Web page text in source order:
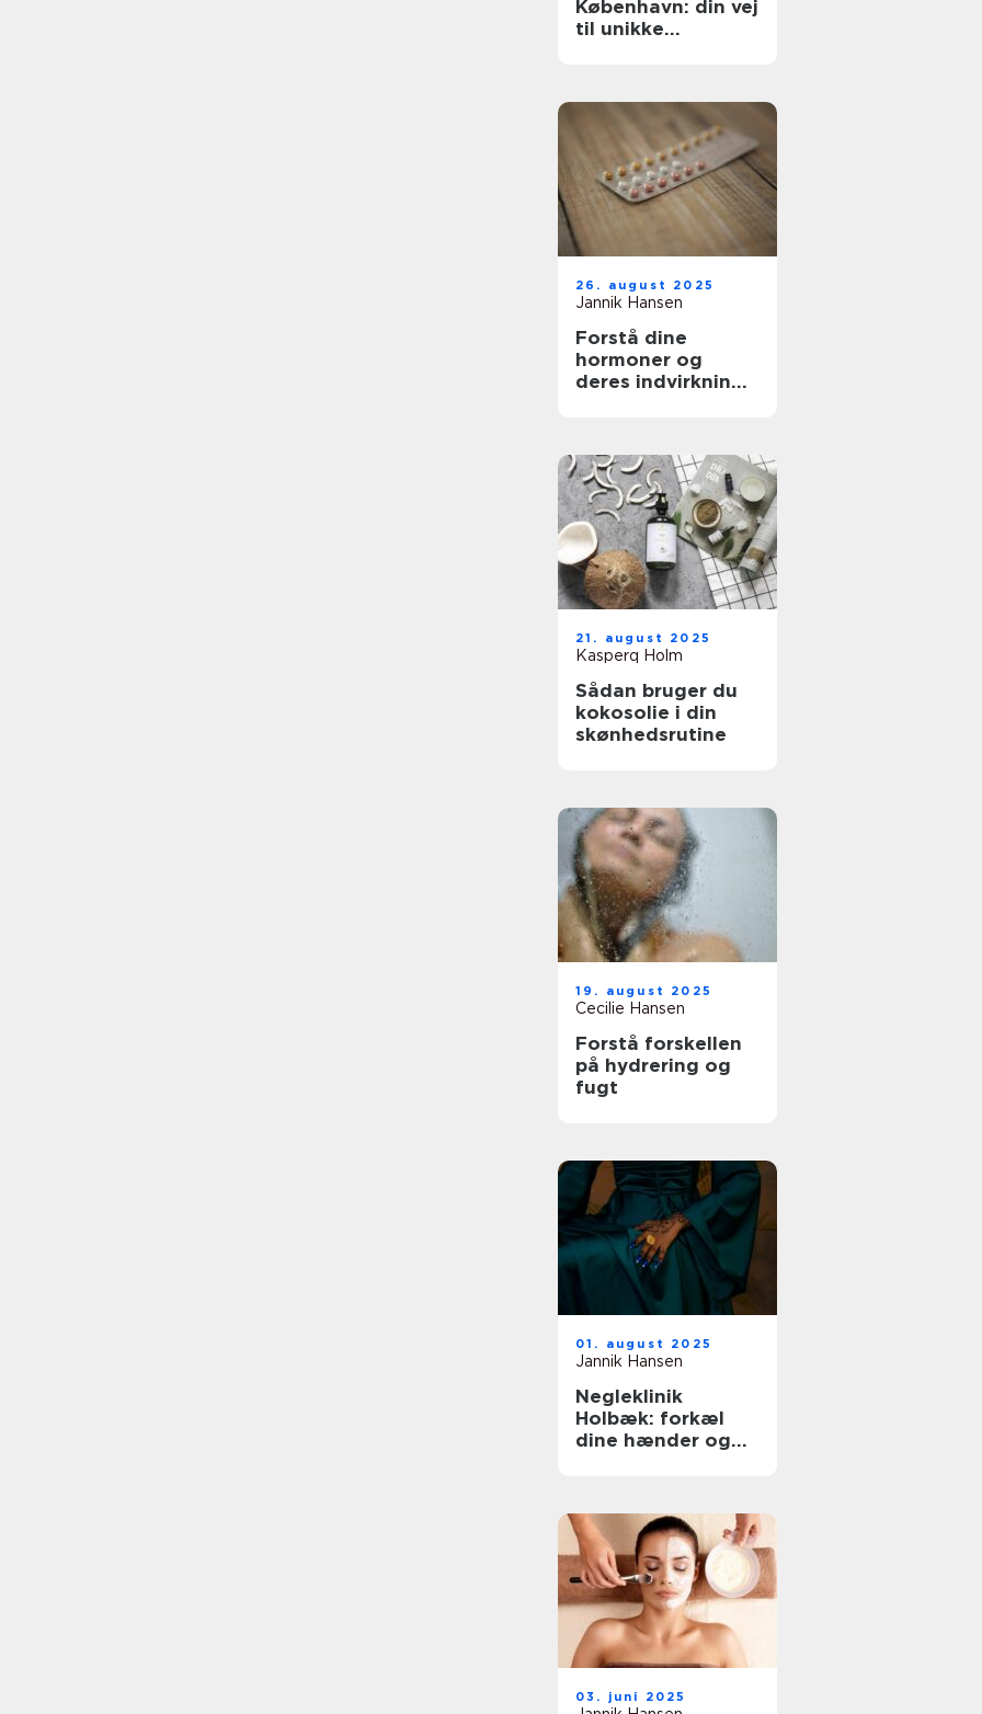
København: din vej
til unikke
26. august 2025
Jannik Hansen
Forstå dine
hormoner og
deres indvirkning
21. august 2025
Kasperq Holm
Sådan bruger du
kokosolie i din
skønhedsrutine
19. august 2025
Cecilie Hansen
Forstå forskellen
på hydrering og
fugt
01. august 2025
Jannik Hansen
Negleklinik
Holbæk: forkæl
dine hænder og
03. juni 2025